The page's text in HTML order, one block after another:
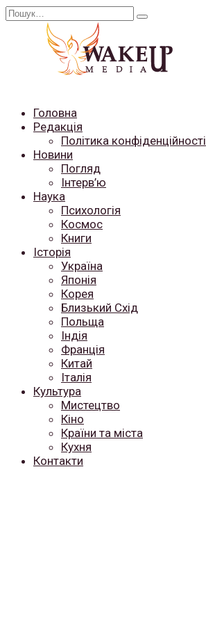
Перейти
Search
Головна
Редакція
Політика конфіденційності
Новини
Погляд
Інтерв’ю
Наука
Психологія
Космос
Книги
Історія
Україна
Японія
Корея
Близький Схід
Польща
Індія
Франція
Китай
Італія
Культура
Мистецтво
Кіно
Країни та міста
Кухня
Контакти